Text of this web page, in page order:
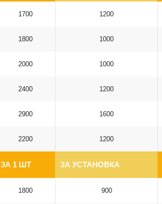
1700 1200
1800 1000
2000 1000
2400 1200
2900 1600
2200 1200
ЗА 1 ШТ ЗА УСТАНОВКА
1800 900